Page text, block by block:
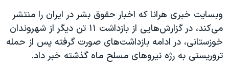
دادگاه حمید نوری
چهل سال گروگان‌گیری
قانون شفافیت دارائی کادر رهبری ایران
وبسایت خبری هرانا که اخبار حقوق بشر در ایران را منتشر
می‌کند، در گزارش‌هایی از بازداشت ۱۱ تن دیگر از شهروندان
خوزستانی، در ادامه بازداشت‌های صورت گرفته پس از حمله
تروریستی به رژه نیروهای مسلح ماه گذشته خبر داد.